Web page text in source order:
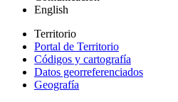
English
Territorio
Portal de Territorio
Códigos y cartografía
Datos georreferenciados
Geografía